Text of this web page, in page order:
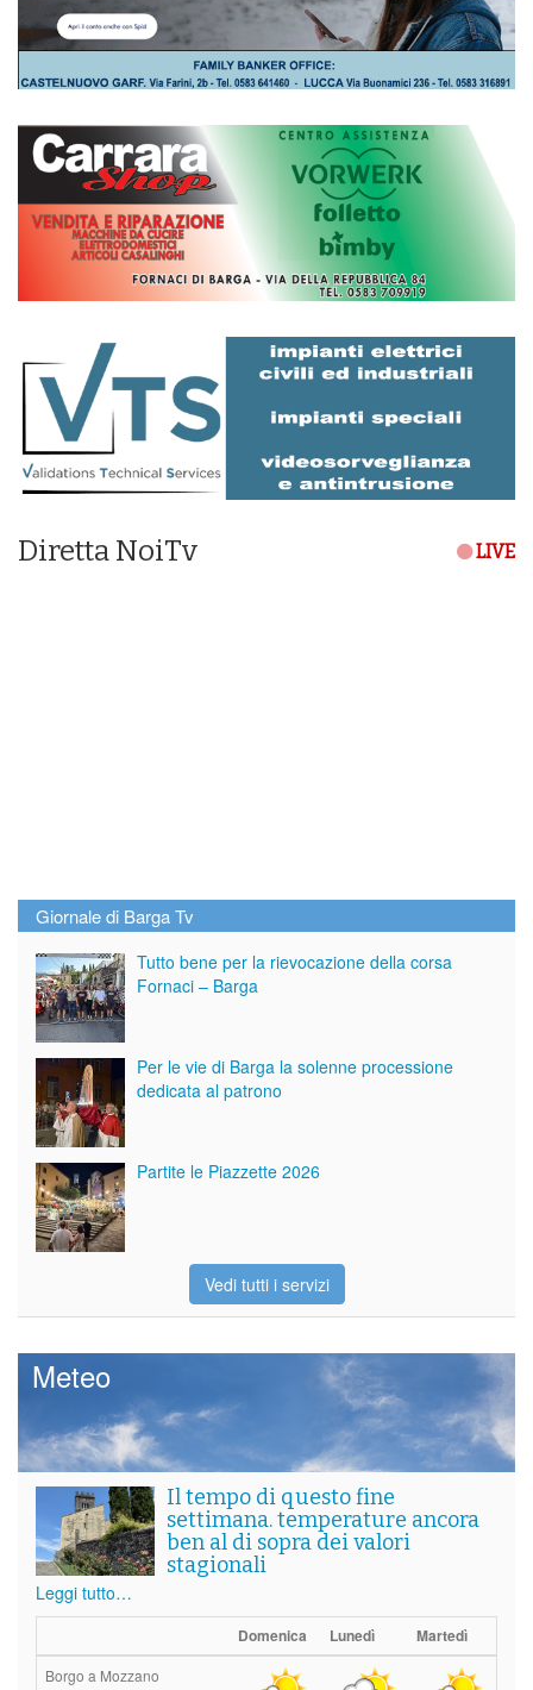
Diretta NoiTv LIVE
Giornale di Barga Tv
Tutto bene per la rievocazione della corsa
Fornaci – Barga
Per le vie di Barga la solenne processione
dedicata al patrono
Partite le Piazzette 2026
Vedi tutti i servizi
Meteo
Il tempo di questo fine
settimana. temperature ancora
ben al di sopra dei valori
stagionali
Leggi tutto…
Domenica Lunedì Martedì
Borgo a Mozzano